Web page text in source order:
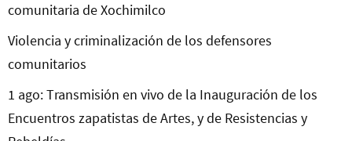
comunitaria de Xochimilco
Violencia y criminalización de los defensores
comunitarios
1 ago: Transmisión en vivo de la Inauguración de los
Encuentros zapatistas de Artes, y de Resistencias y